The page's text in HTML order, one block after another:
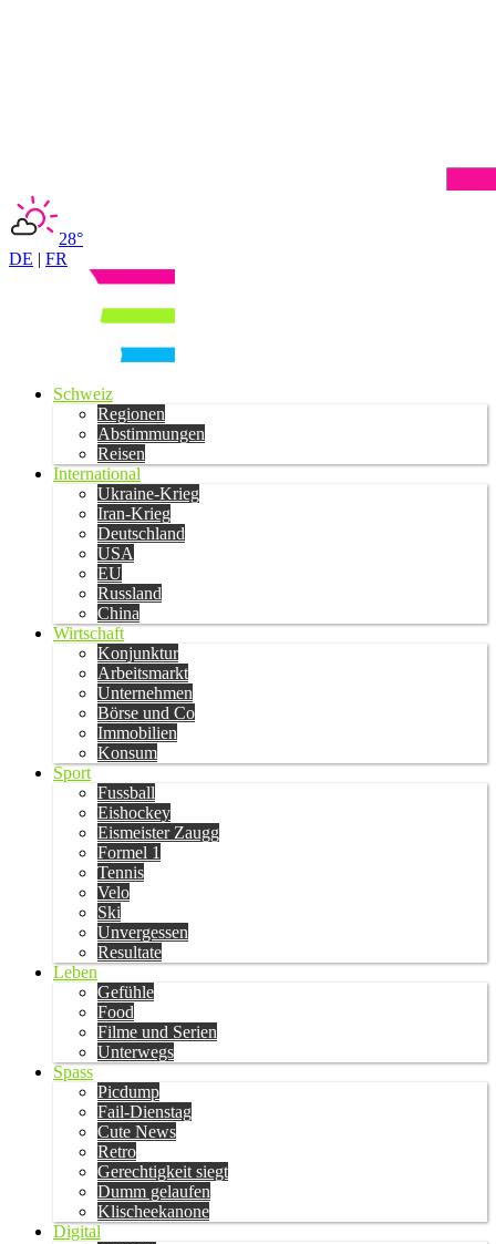
28°
DE | FR
Schweiz
Regionen
Abstimmungen
Reisen
International
Ukraine-Krieg
Iran-Krieg
Deutschland
USA
EU
Russland
China
Wirtschaft
Konjunktur
Arbeitsmarkt
Unternehmen
Börse und Co
Immobilien
Konsum
Sport
Fussball
Eishockey
Eismeister Zaugg
Formel 1
Tennis
Velo
Ski
Unvergessen
Resultate
Leben
Gefühle
Food
Filme und Serien
Unterwegs
Spass
Picdump
Fail-Dienstag
Cute News
Retro
Gerechtigkeit siegt
Dumm gelaufen
Klischeekanone
Digital